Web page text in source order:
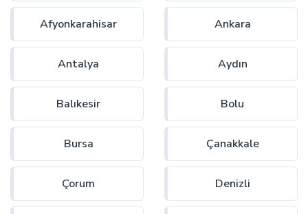
Afyonkarahisar Ankara
Antalya Aydın
Balıkesir Bolu
Bursa Çanakkale
Çorum Denizli